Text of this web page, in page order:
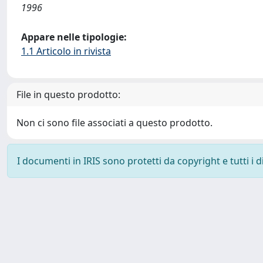
1996
Appare nelle tipologie:
1.1 Articolo in rivista
File in questo prodotto:
Non ci sono file associati a questo prodotto.
I documenti in IRIS sono protetti da copyright e tutti i